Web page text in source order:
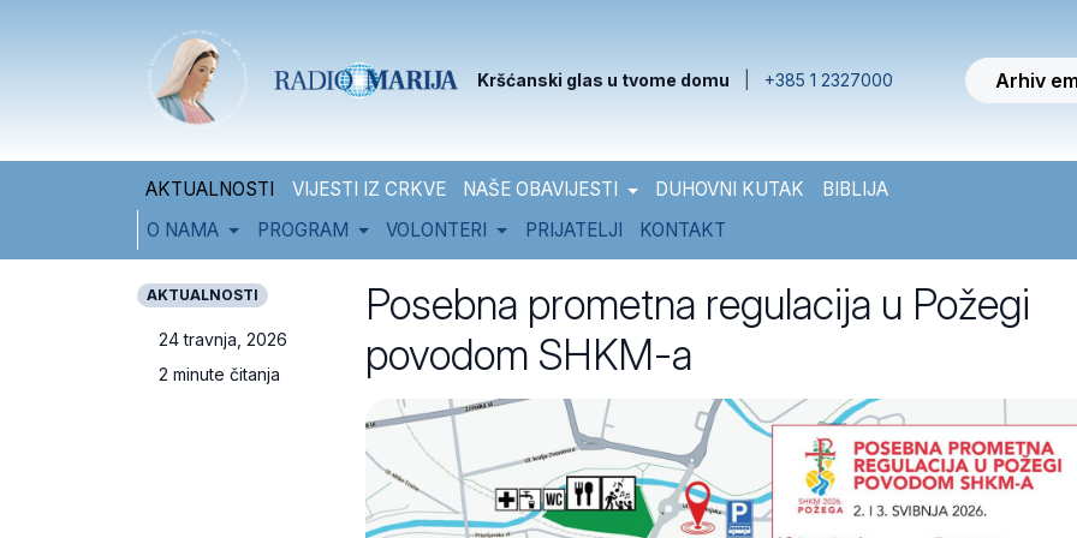
Kršćanski glas u tvome domu +385 1 2327000 Arhiv
AKTUALNOSTI VIJESTI IZ CRKVE NAŠE OBAVIJESTI DUHOVNI KUTAK
BIBLIJA
O NAMA
PROGRAM VOLONTERI PRIJATELJI KONTAKT
AKTUALNOSTI
24 travnja, 2026
2 minute čitanja
Posebna prometna regulacija u Požegi
povodom SHKM-a